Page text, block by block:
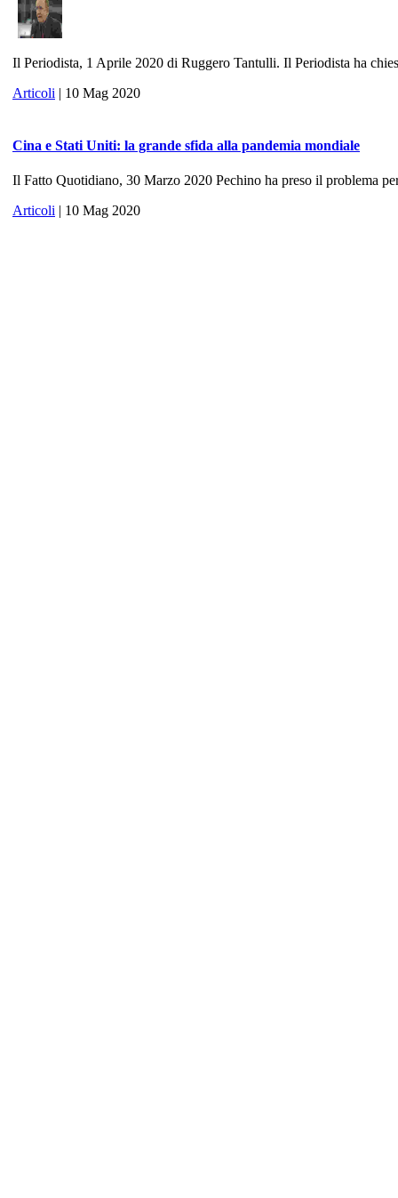
Il Periodista, 1 Aprile 2020 di Ruggero Tantulli. Il Periodista ha
Articoli | 10 Mag 2020
Cina e Stati Uniti: la grande sfida alla pandemia mondiale
Il Fatto Quotidiano, 30 Marzo 2020 Pechino ha preso il problema
Articoli | 10 Mag 2020